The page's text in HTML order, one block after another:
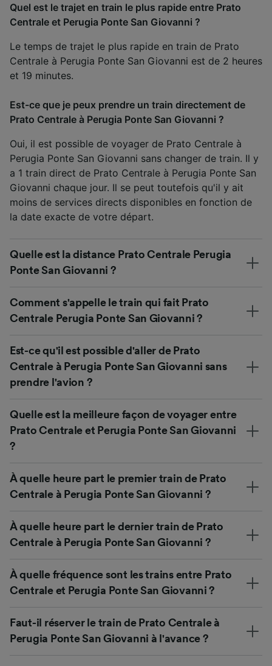
Quel est le trajet en train le plus rapide entre Prato
Centrale et Perugia Ponte San Giovanni ?
Le temps de trajet le plus rapide en train de Prato
Centrale à Perugia Ponte San Giovanni est de 2 heures
et 19 minutes.
Est-ce que je peux prendre un train directement de
Prato Centrale à Perugia Ponte San Giovanni ?
Oui, il est possible de voyager de Prato Centrale à
Perugia Ponte San Giovanni sans changer de train. Il y
a 1 train direct de Prato Centrale à Perugia Ponte San
Giovanni chaque jour. Il se peut toutefois qu'il y ait
moins de services directs disponibles en fonction de
la date exacte de votre départ.
Quelle est la distance Prato Centrale Perugia
Ponte San Giovanni ?
Comment s'appelle le train qui fait Prato
Centrale Perugia Ponte San Giovanni ?
Est-ce qu'il est possible d'aller de Prato
Centrale à Perugia Ponte San Giovanni sans
prendre l'avion ?
Quelle est la meilleure façon de voyager entre
Prato Centrale et Perugia Ponte San Giovanni
?
À quelle heure part le premier train de Prato
Centrale à Perugia Ponte San Giovanni ?
À quelle heure part le dernier train de Prato
Centrale à Perugia Ponte San Giovanni ?
À quelle fréquence sont les trains entre Prato
Centrale et Perugia Ponte San Giovanni ?
Faut-il réserver le train de Prato Centrale à
Perugia Ponte San Giovanni à l'avance ?